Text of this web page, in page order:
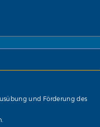
und Förderung des